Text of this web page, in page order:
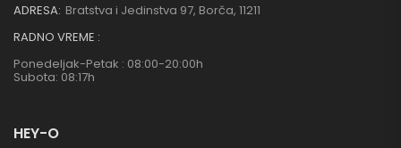
ADRESA: Bratstva i Jedinstva 97, Borča, 11211
RADNO VREME :
Ponedeljak-Petak : 08:00-20:00h
Subota: 08:17h
HEY-O